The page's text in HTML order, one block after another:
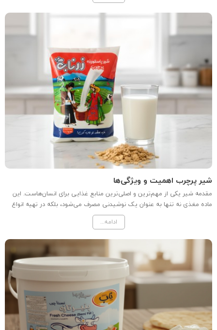
شیر پرچرب اهمیت و ویژگی‌ها
مقدمه شیر یکی از مهم‌ترین و اصلی‌ترین منابع غذایی برای انسان‌هاست. این
ماده مغذی نه تنها به عنوان یک نوشیدنی مصرف می‌شود، بلکه در تهیه انواع
لبنیات تازه نیز کاربرد دارد. یکی از انواع شیر که در بازار موجود است، شیر پرچرب
می‌باشد. در این مقاله به بررسی...
ادامه...